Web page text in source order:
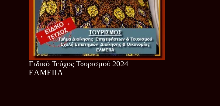
Ειδικό Τεύχος Τουρισμού 2024 |
ΕΛΜΕΠΑ